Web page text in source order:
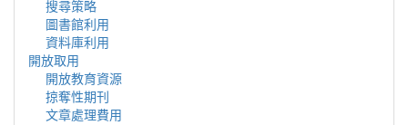
搜尋策略
圖書館利用
資料庫利用
開放取用
開放教育資源
掠奪性期刊
文章處理費用